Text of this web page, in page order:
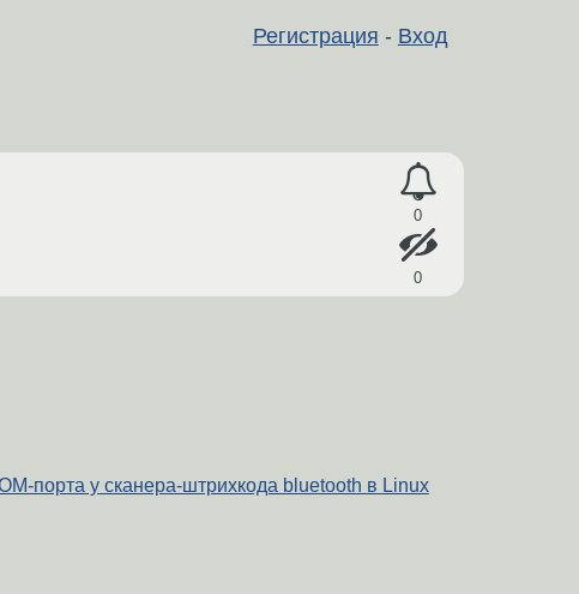
Регистрация - Вход
0
0
порта у сканера-штрихкода bluetooth в Linux